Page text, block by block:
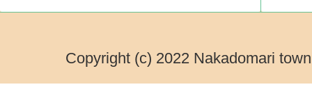
Copyright (c) 2022 Nakadomari